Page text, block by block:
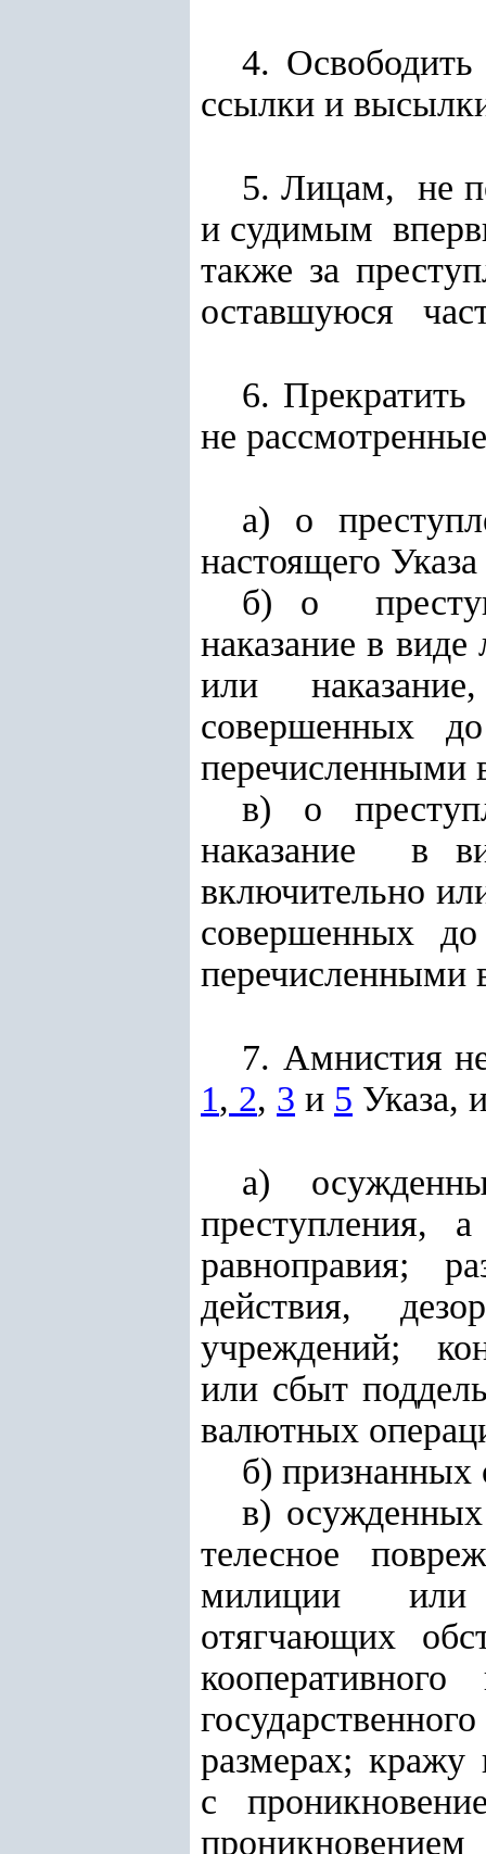
4. Освободить
ссылки и
5. Лицам, не
и судимым
также за
оставшуюся
6.
не
а) о
настоящего
б) о
наказание в
или
совершенных
перечисленными
в) о
наказание в
включительно
совершенных
перечисленными
7. Амнистия
1, 2, 3 и 5 Указа,
а)
преступления,
равноправия;
действия,
учреждений;
или сбыт
валютных
б) признанных
в)
телесное
милиции или
отягчающих
размерах; кражу
с